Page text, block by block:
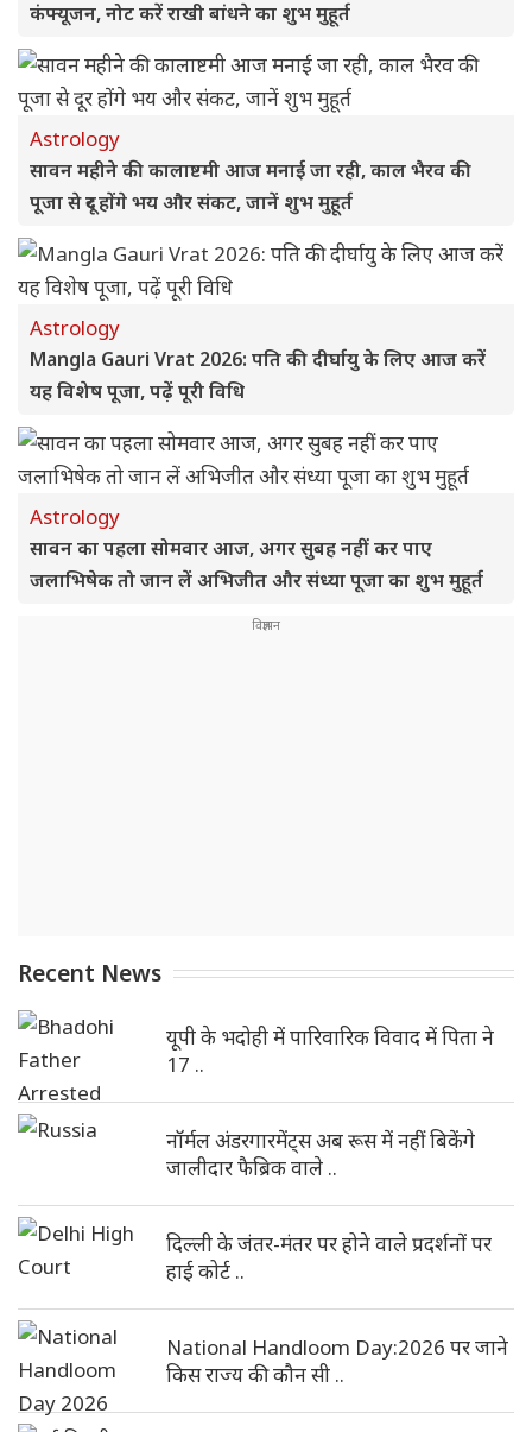
कंफ्यूजन, नोट करें राखी बांधने का शुभ मुहूर्त
Astrology
सावन महीने की कालाष्टमी आज मनाई जा रही, काल भैरव की
पूजा से दूर होंगे भय और संकट, जानें शुभ मुहूर्त
Astrology
Mangla Gauri Vrat 2026: पति की दीर्घायु के लिए आज करें
यह विशेष पूजा, पढ़ें पूरी विधि
Astrology
सावन का पहला सोमवार आज, अगर सुबह नहीं कर पाए
जलाभिषेक तो जान लें अभिजीत और संध्या पूजा का शुभ मुहूर्त
Recent News
यूपी के भदोही में पारिवारिक विवाद में पिता ने
17 ..
नॉर्मल अंडरगारमेंट्स अब रूस में नहीं बिकेंगे
जालीदार फैब्रिक वाले ..
दिल्ली के जंतर-मंतर पर होने वाले प्रदर्शनों पर
हाई कोर्ट ..
National Handloom Day:2026 पर जाने
किस राज्य की कौन सी ..